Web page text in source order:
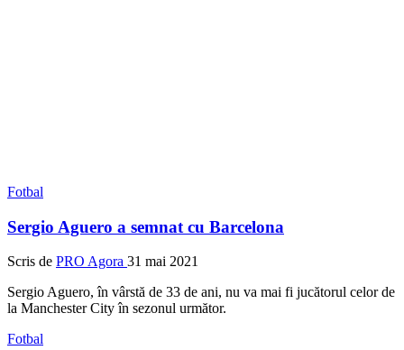
Fotbal
Sergio Aguero a semnat cu Barcelona
Scris de PRO Agora 31 mai 2021
Sergio Aguero, în vârstă de 33 de ani, nu va mai fi jucătorul celor de
la Manchester City în sezonul următor.
Fotbal